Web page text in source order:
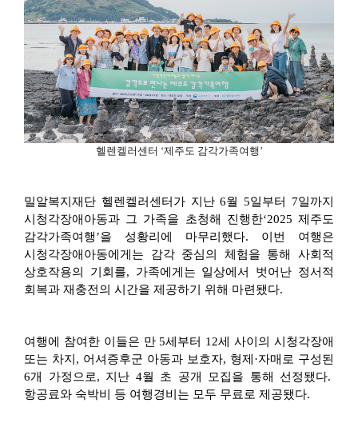
헬렌켈러센터 ‘제주도 감각가족여행 ’
밀알복지재단 헬렌켈러센터가 지난6월 5일부터 7일까지
시청각장애아동과 그 가족을 초청해 진행한‘2025제주도
감각가족여행’을 성황리에 마무리했다. 이번 여행은
시청각장애아동에게는 감각 중심의 체험을 통해 사회적
상호작용의 기회를, 가족에게는 일상에서 벗어난 정서적
회복과 재충전의 시간을 제공하기 위해 마련됐다.
여행에 참여한 이들은 만5세부터 12세 사이의 시청각장애
또는 차지 , 어셔증후군 아동과 보호자, 형제 ·자매로 구성된
6개 가정으로, 지난 4월 초 공개 모집을 통해 선정됐다.
항공료와 숙박비 등 여행경비는 모두 무료로 제공됐다.